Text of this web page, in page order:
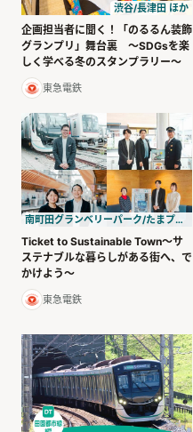
渋谷/長津田 ほか
企画担当者に聞く！「のるるん装飾
グランプリ」舞台裏 ～SDGsを楽
しく学べる冬のスタンプラリー～
東急電鉄
南町田グランベリーパーク/たまプラーザ ほか
Ticket to Sustainable Town〜サ
ステナブルな暮らしがある街へ、で
かけよう〜
東急電鉄